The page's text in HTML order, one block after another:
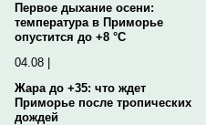
Первое дыхание осени:
температура в Приморье
опустится до +8 °C
04.08 |
Жара до +35: что ждет
Приморье после тропических
дождей